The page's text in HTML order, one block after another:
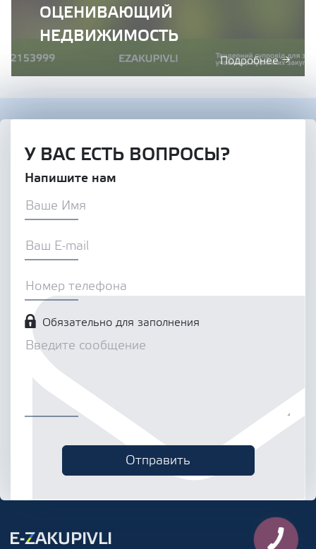
ОЦЕНИВАЮЩИЙ
НЕДВИЖИМОСТЬ
Подробнее →
У ВАС ЕСТЬ ВОПРОСЫ?
Напишите нам
Обязательно для заполнения